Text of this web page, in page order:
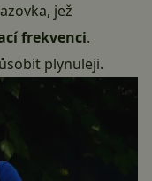
jež
frekvenci.
plynuleji.